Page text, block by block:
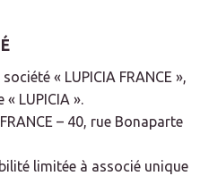
« LUPICIA FRANCE »,
LUPICIA ».
– 40, rue Bonaparte
limitée à associé unique